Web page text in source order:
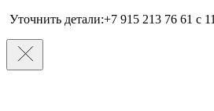
Уточнить детали:+7 915 213 76 61 c